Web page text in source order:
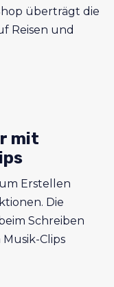
überträgt die
Reisen und
mit
Erstellen
Die
Schreiben
Clips